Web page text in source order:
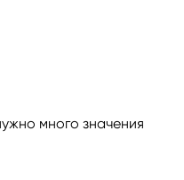
много значения